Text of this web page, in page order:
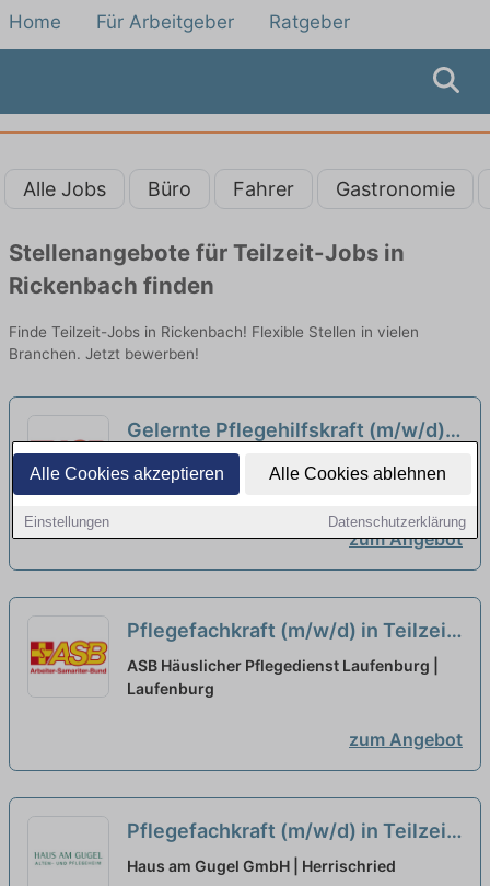
Alle Cookies akzeptieren Alle Cookies ablehnen
Einstellungen Datenschutzerklärung
Home Für Arbeitgeber Ratgeber
Alle Jobs Büro Fahrer Gastronomie
Stellenangebote für Teilzeit-Jobs in
Rickenbach finden
Finde Teilzeit-Jobs in Rickenbach! Flexible Stellen in vielen
Branchen. Jetzt bewerben!
Gelernte Pflegehilfskraft (m/w/d)
in Teilzeit - Pflegen, begleiten,
beraten! neu
ASB Häuslicher Pflegedienst Laufenburg |
Laufenburg
zum Angebot
Pflegefachkraft (m/w/d) in Teilzeit
(max. 50%) - Pflegen, begleiten,
beraten!
ASB Häuslicher Pflegedienst Laufenburg |
Laufenburg
zum Angebot
Pflegefachkraft (m/w/d) in Teilzeit
- endlich Wertschätzung die Du
Haus am Gugel GmbH | Herrischried